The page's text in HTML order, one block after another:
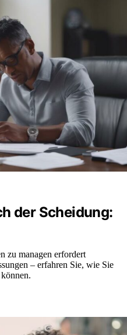
der Scheidung:
zu managen erfordert
– erfahren Sie, wie Sie